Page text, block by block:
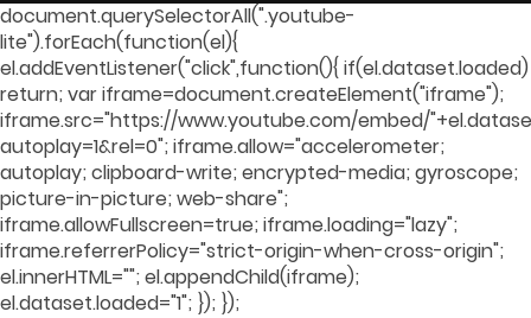
document.querySelectorAll(".youtube-
lite").forEach(function(el){
el.addEventListener("click",function(){ if(el.dataset.loaded)
return; var iframe=document.createElement("iframe");
iframe.src="https://www.youtube.com/embed/
autoplay=1&rel=0"; iframe.allow="accelerometer;
autoplay; clipboard-write; encrypted-media; gyroscope;
picture-in-picture; web-share";
iframe.allowFullscreen=true; iframe.loading="lazy";
iframe.referrerPolicy="strict-origin-when-cross-origin";
el.innerHTML=""; el.appendChild(iframe);
el.dataset.loaded="1"; }); });